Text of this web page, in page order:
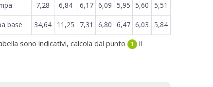
7,28 6,84 6,17 6,09 5,95 5,60 5,51
base 34,64 11,25 7,31 6,80 6,47 6,03 5,84
sono indicativi, calcola dal punto 1
il